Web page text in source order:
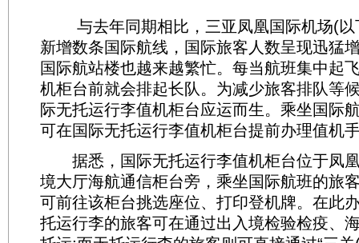
与去年同期相比，三亚凤凰国际机场(以
新增数条国际航线，国际旅客人数呈现迅猛
国际航站楼也越来越繁忙。每当航班集中起
机柜台前就会排起长队。为减少旅客排队等
际无托运行李值机柜台应运而生。乘坐国际
可在国际无托运行李值机柜台提前办理值机
据悉，国际无托运行李值机柜台位于凤
境大厅海航通信柜台旁，乘坐国际航班的旅
可前往该柜台挑选座位、打印登机牌。在此
托运行李的旅客可在通过出入境检验检疫、